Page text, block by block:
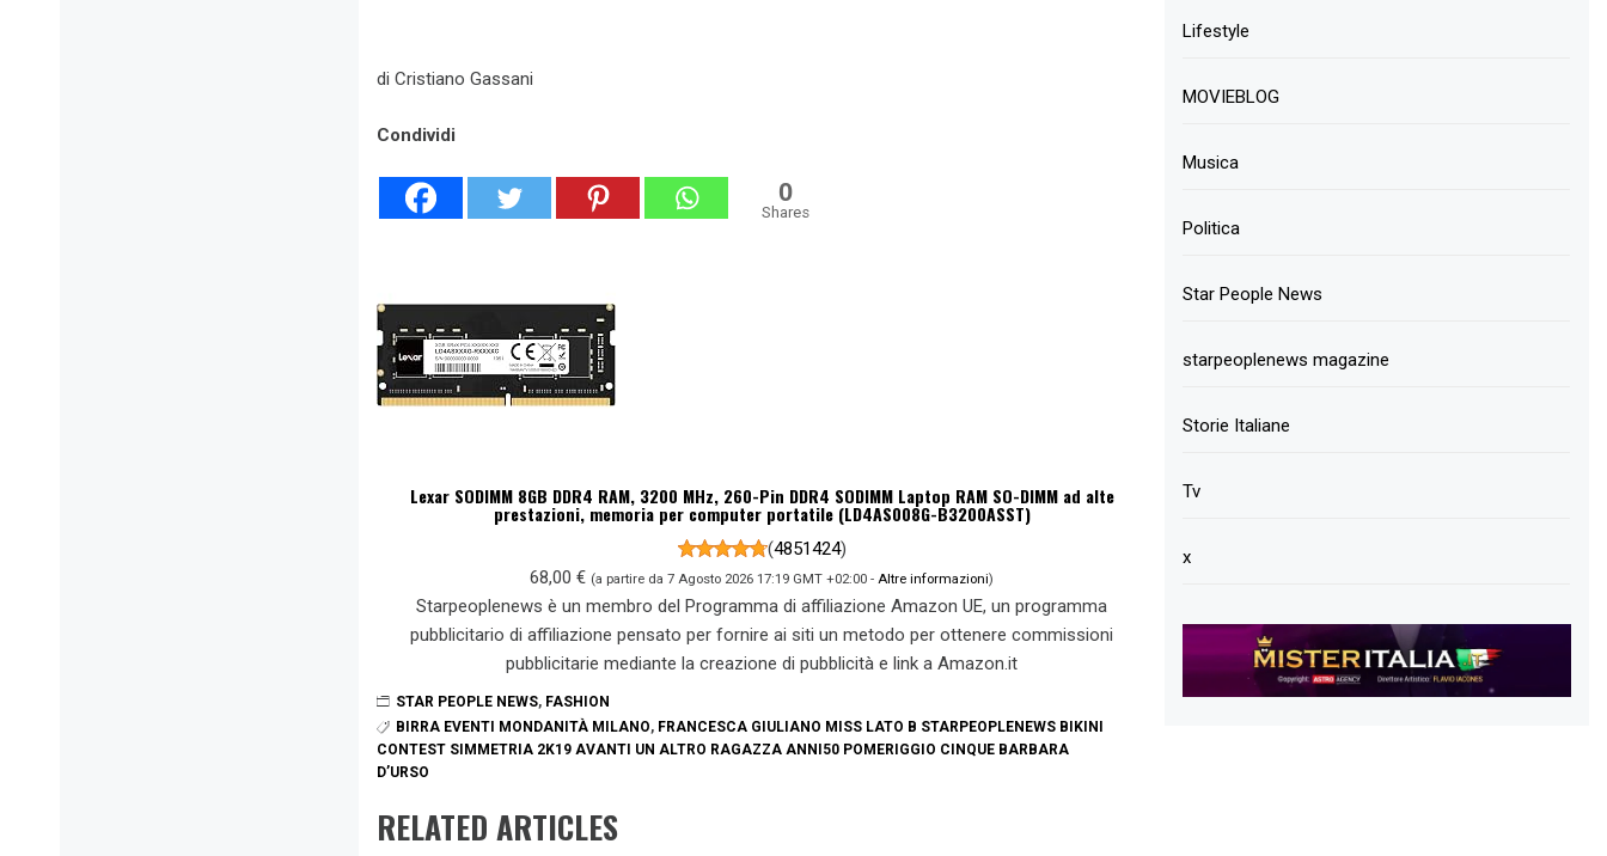
di Cristiano Gassani
Condividi
0
Shares
Lexar SODIMM 8GB DDR4 RAM, 3200 MHz, 260-Pin DDR4 SODIMM Laptop RAM SO-DIMM ad alte
prestazioni, memoria per computer portatile (LD4AS008G-B3200ASST)
(4851424)
68,00 € (a partire da 7 Agosto 2026 17:19 GMT +02:00 - Altre informazioni)
Starpeoplenews è un membro del Programma di affiliazione Amazon UE, un programma
pubblicitario di affiliazione pensato per fornire ai siti un metodo per ottenere commissioni
pubblicitarie mediante la creazione di pubblicità e link a Amazon.it
STAR PEOPLE NEWS, FASHION
BIRRA EVENTI MONDANITÀ MILANO, FRANCESCA GIULIANO MISS LATO B STARPEOPLENEWS BIKINI
CONTEST SIMMETRIA 2K19 AVANTI UN ALTRO RAGAZZA ANNI50 POMERIGGIO CINQUE BARBARA
D’URSO
RELATED ARTICLES
Lifestyle
MOVIEBLOG
Musica
Politica
Star People News
starpeoplenews magazine
Storie Italiane
Tv
x